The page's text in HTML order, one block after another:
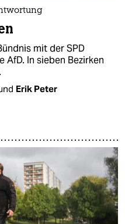
mit der SPD
In sieben Bezirken
Erik Peter